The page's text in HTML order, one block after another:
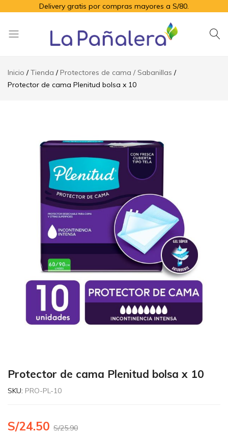
Delivery gratis por compras mayores a S/80.
higiene
para
Inicio Tienda
Protectores de cama / Sabanillas
Protector de cama Plenitud bolsa x 10
Protector de cama Plenitud bolsa x 10
SKU: PRO-PL-10
S/25.90
S/24.50